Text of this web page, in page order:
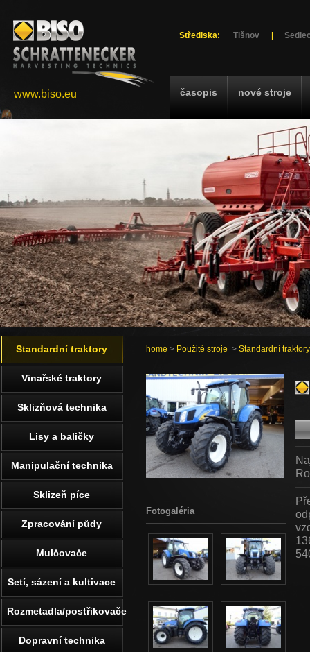
Střediska: Tišnov
časopis nové stroje
www.biso.eu
home > Použité stroje > Standardní traktory
Fotogaléria
Standardní traktory
Vinařské traktory
Sklizňová technika
Lisy a baličky
Manipulační technika
Sklizeň píce
Zpracování půdy
Mulčovače
Setí, sázení a kultivace
Rozmetadla/postřikovače
Dopravní technika